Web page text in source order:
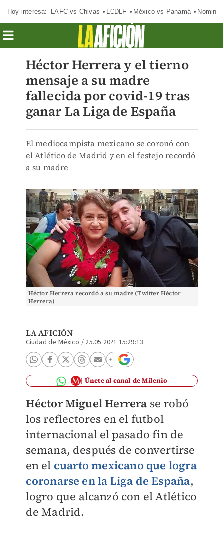
Hoy interesa: LAFC vs Chivas LCDLF México vs Panamá
Héctor Herrera y el tierno
mensaje a su madre
fallecida por covid-19 tras
ganar La Liga de España
El mediocampista mexicano se coronó con
el Atlético de Madrid y en el festejo recordó
a su madre
Héctor Herrera recordó a su madre (Twitter Héctor
Herrera)
LA AFICIÓN
Ciudad de México / 25.05.2021 15:29:13
Únete al canal de Milenio
Héctor Miguel Herrera se robó
los reflectores en el futbol
internacional el pasado fin de
semana, después de convertirse
en el cuarto mexicano que logra
coronarse en la Liga de España,
logro que alcanzó con el Atlético
de Madrid.